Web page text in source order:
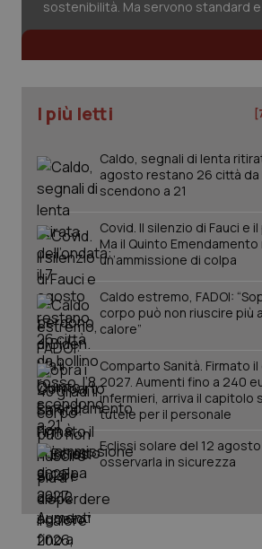
sostenibilità. Ma servono standard
I più letti
Caldo, segnali di lenta
agosto restano 26 città da
scendono a 21
Covid. Il silenzio di Fauci e
Ma il Quinto Emendamento
un’ammissione di colpa
Caldo estremo, FADOI:
corpo può non riuscire più
calore”
Comparto Sanità. Firmato
2027. Aumenti fino a 240
infermieri, arriva il capitolo
tutele per il personale
Eclissi solare del 12
osservarla in sicurezza
tracking-sites-ironfish-
tracking-enable
tracking-sites-ironfish-
session-id
_ga